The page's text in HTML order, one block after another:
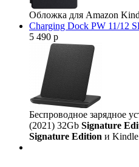
Обложка для Amazon
Charging Dock PW 11/12
5 490 р
Беспроводное зарядное
(2021) 32Gb Signature
Signature Edition и Kindle